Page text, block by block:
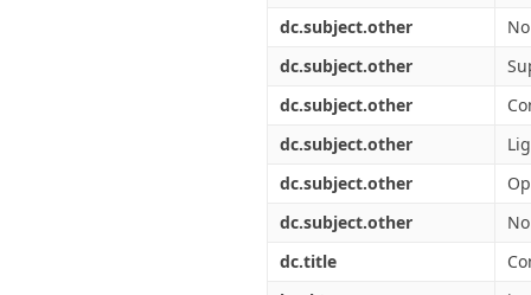
dc.subject.other
dc.subject.other
dc.subject.other
dc.subject.other
dc.subject.other
dc.subject.other
dc.title